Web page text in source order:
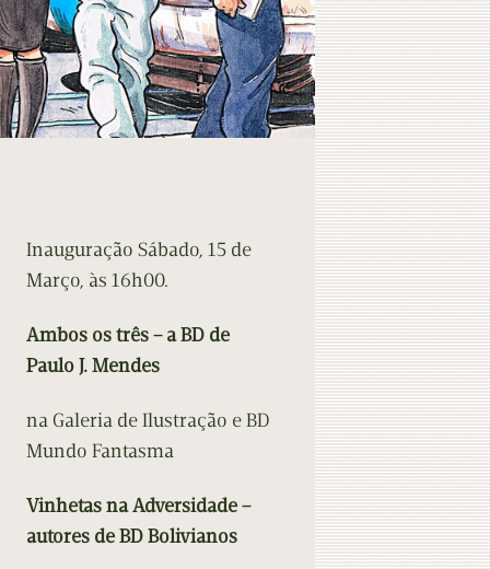
Inauguração Sábado, 15 de
Março, às 16h00.
Ambos os três – a BD de
Paulo J. Mendes
na Galeria de Ilustração e BD
Mundo Fantasma
Vinhetas na Adversidade –
autores de BD Bolivianos